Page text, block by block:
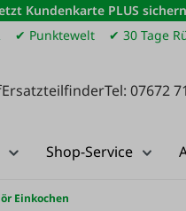
Kundenkarte PLUS
✔ Punktewelt ✔ 30 Tage
ErsatzteilfinderTel: 07672
Shop-Service
Einkochen